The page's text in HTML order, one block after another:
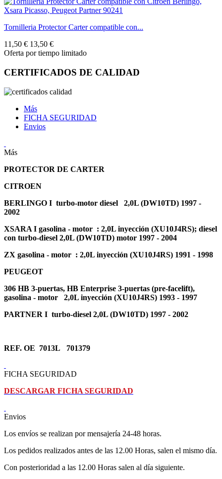
Tornilleria Protector Carter compatible con...
11,50 € 13,50 €
Oferta por tiempo limitado
CERTIFICADOS DE CALIDAD
Más
FICHA SEGURIDAD
Envios
Más
PROTECTOR DE CARTER
CITROEN
BERLINGO I turbo-motor diesel 2,0L (DW10TD) 1997 -
2002
XSARA I gasolina - motor : 2,0L inyección (XU10J4RS); diesel
con turbo-diesel 2,0L (DW10TD) motor 1997 - 2004
ZX gasolina - motor : 2,0L inyección (XU10J4RS) 1991 - 1998
PEUGEOT
306 HB 3-puertas, HB Enterprise 3-puertas (pre-facelift),
gasolina - motor 2,0L inyección (XU10J4RS) 1993 - 1997
PARTNER I turbo-diesel 2,0L (DW10TD) 1997 - 2002
REF. OE 7013L 701379
FICHA SEGURIDAD
DESCARGAR FICHA SEGURIDAD
Envios
Los envíos se realizan por mensajería 24-48 horas.
Los pedidos realizados antes de las 12.00 Horas, salen el mismo día.
Con posterioridad a las 12.00 Horas salen al día siguiente.